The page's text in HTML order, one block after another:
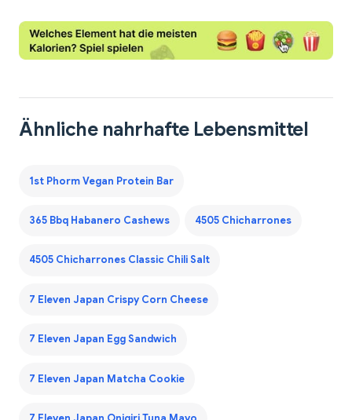
Ähnliche nahrhafte Lebensmittel
1st Phorm Vegan Protein Bar
365 Bbq Habanero Cashews 4505 Chicharrones
4505 Chicharrones Classic Chili Salt
7 Eleven Japan Crispy Corn Cheese
7 Eleven Japan Egg Sandwich
7 Eleven Japan Matcha Cookie